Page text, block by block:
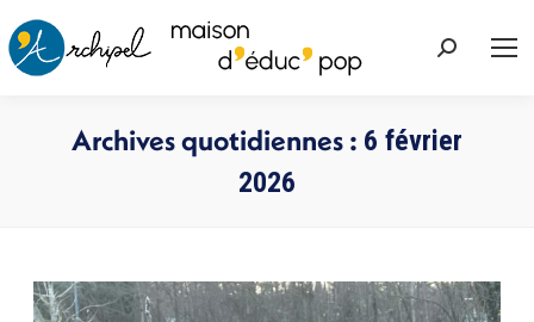
Recherche
Archives quotidiennes : 6 février
2026